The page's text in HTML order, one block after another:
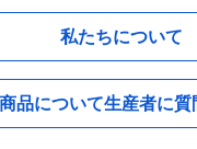
私たちについて
商品について生産者に質